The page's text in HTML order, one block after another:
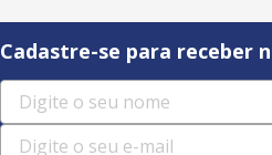
Cadastre-se para receber